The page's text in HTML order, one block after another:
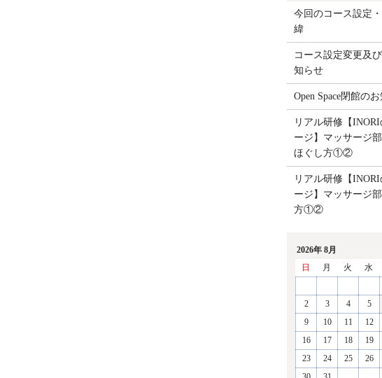
今回のコース設定
緯
コース設定変更及
知らせ
Open Space閉館の
リアル研修【
ージ】マッサージ
ほぐし方①②
リアル研修【
ージ】マッサージ
方①②
2026年 8月
日
月 火 水
2
3 4 5
9
10 11 12
16
17 18 19
23
24 25 26